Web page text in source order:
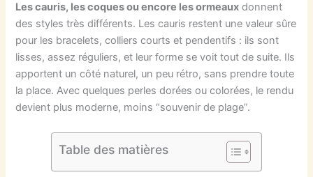
Les cauris, les coques ou encore les ormeaux donnent
des styles très différents. Les cauris restent une valeur sûre
pour les bracelets, colliers courts et pendentifs : ils sont
lisses, assez réguliers, et leur forme se voit tout de suite. Ils
apportent un côté naturel, un peu rétro, sans prendre toute
la place. Avec quelques perles dorées ou colorées, le rendu
devient plus moderne, moins “souvenir de plage”.
Table des matières